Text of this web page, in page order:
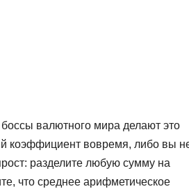
валютного мира делают это
коэффициент вовремя, либо вы
разделите любую сумму на
что среднее арифметическое